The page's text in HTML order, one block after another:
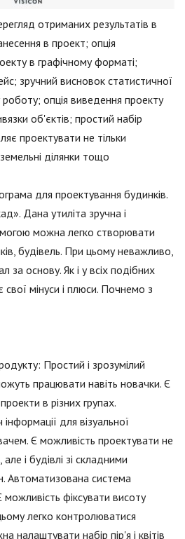
отриманих результатів в
в проект; опція
в графічному форматі;
зручний висновок статистичної
опція виведення проекту
об'єктів; простий набір
проектувати не тільки
ділянки тощо
для проектування будинків.
Дана утиліта зручна і
можна легко створювати
будівель. При цьому неважливо,
за основу. Як і у всіх подібних
мінуси і плюси. Почнемо з
Простий і зрозумілий
працювати навіть новачки. Є
в різних групах.
для візуальної
Є можливість проектувати не
але і будівлі зі складними
Автоматизована система
можливість фіксувати висоту
легко контролюватися
налаштувати набір пір'я і квітів